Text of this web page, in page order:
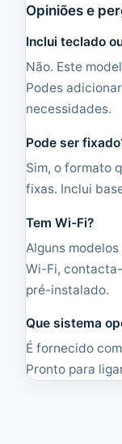
Opiniões e
Inclui teclado
Não. Este
Podes
necessidades.
Pode ser
Sim, o formato
fixas. Inclui
Tem Wi-Fi?
Alguns
Wi-Fi,
pré-instalado.
Que sistema
É fornecido
Pronto para